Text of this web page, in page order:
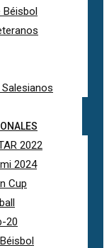
Béisbol
2022
2024
Cup
20